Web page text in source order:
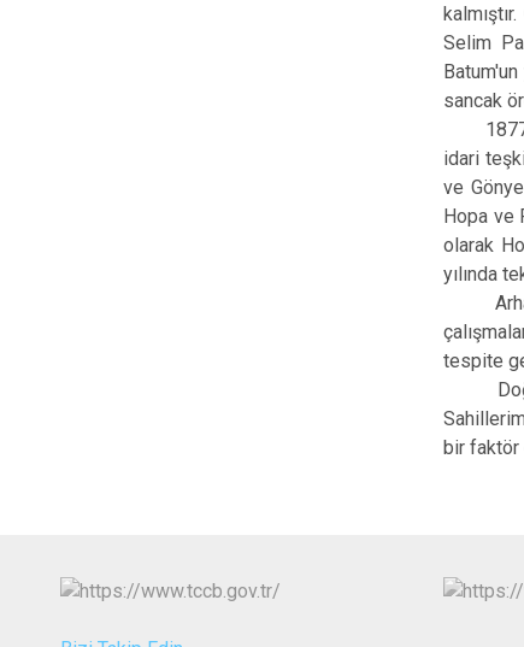
Selim
sancak
1877
idari
ve
Hopa ve
olarak
yılında
Arhavi
tespite
Doğu
bir fak­tör